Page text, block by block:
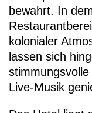
bewahrt. In
kolonialer
lassen sich
Live-Musik